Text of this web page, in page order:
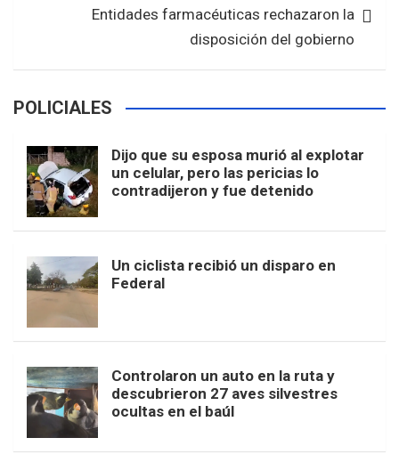
Entidades farmacéuticas rechazaron la
disposición del gobierno
POLICIALES
Dijo que su esposa murió al explotar
un celular, pero las pericias lo
contradijeron y fue detenido
Un ciclista recibió un disparo en
Federal
Controlaron un auto en la ruta y
descubrieron 27 aves silvestres
ocultas en el baúl